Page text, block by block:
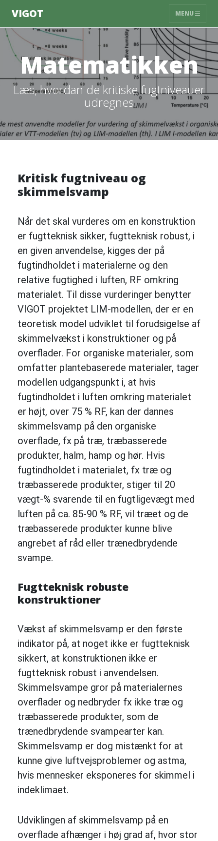
VIGOT MENU
Matematikken
Læs, hvordan de kritiske fugtniveauer
udregnes
Kritisk fugtniveau og
skimmelsvamp
Når det skal vurderes om en konstruktion
er fugtteknisk sikker, fugtteknisk robust, i
en given anvendelse, kigges der på
fugtindholdet i materialerne og den
relative fugtighed i luften, RF omkring
materialet. Til disse vurderinger benytter
VIGOT projektet LIM-modellen, der er en
teoretisk model udviklet til forudsigelse af
skimmelvækst i konstruktioner og på
overflader. For organiske materialer, som
omfatter plantebaserede materialer, tager
modellen udgangspunkt i, at hvis
fugtindholdet i luften omkring materialet
er højt, over 75 % RF, kan der dannes
skimmelsvamp på den organiske
overflade, fx på træ, træbasserede
produkter, halm, hamp og hør. Hvis
fugtindholdet i materialet, fx træ og
træbasserede produkter, stiger til 20
vægt-% svarende til en fugtligevægt med
luften på ca. 85-90 % RF, vil træet og de
træbasserede produkter kunne blive
angrebet af råd eller trænedbrydende
svampe.
Fugtteknisk robuste
konstruktioner
Vækst af skimmelsvamp er den første
indikator på, at noget ikke er fugtteknisk
sikkert, at konstruktionen ikke er
fugtteknisk robust i anvendelsen.
Skimmelsvampe gror på materialernes
overflader og nedbryder fx ikke træ og
træbasserede produkter, som de
trænedbrydende svampearter kan.
Skimmelsvamp er dog mistænkt for at
kunne give luftvejsproblemer og astma,
hvis mennesker eksponeres for skimmel i
indeklimaet.
Udviklingen af skimmelsvamp på en
overflade afhænger i høj grad af, hvor stor